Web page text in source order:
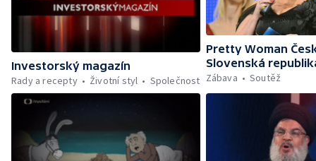
Investorský magazín
Rady a recepty
Životní styl Společnost
Pretty Woman
Slovenská
Zábava
Soutěž